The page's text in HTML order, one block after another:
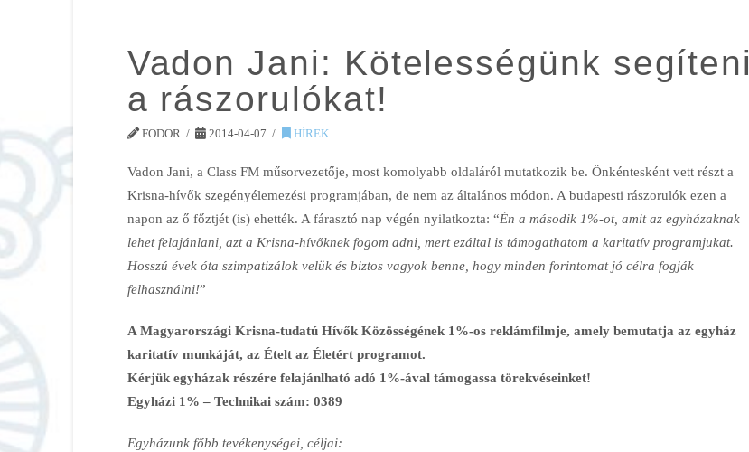
Vadon Jani: Kötelességünk segíteni
a rászorulókat!
FODOR 2014-04-07 HÍREK
Vadon Jani, a Class FM műsorvezetője, most komolyabb oldaláról mutatkozik be. Önkéntesként vett részt a
Krisna-hívők szegényélemezési programjában, de nem az általános módon. A budapesti rászorulók ezen a
napon az ő főztjét (is) ehették. A fárasztó nap végén nyilatkozta: “Én a második 1%-ot, amit az egyházaknak
lehet felajánlani, azt a Krisna-hívőknek fogom adni, mert ezáltal is támogathatom a karitatív programjukat.
Hosszú évek óta szimpatizálok velük és biztos vagyok benne, hogy minden forintomat jó célra fogják
felhasználni!”
A Magyarországi Krisna-tudatú Hívők Közösségének 1%-os reklámfilmje, amely bemutatja az egyház
karitatív munkáját, az Ételt az Életért programot.
Kérjük egyházak részére felajánlható adó 1%-ával támogassa törekvéseinket!
Egyházi 1% – Technikai szám: 0389
Egyházunk főbb tevékenységei, céljai: